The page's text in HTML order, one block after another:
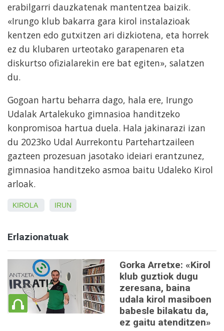
erabilgarri dauzkatenak mantentzea baizik.
«Irungo klub bakarra gara kirol instalazioak
kentzen edo gutxitzen ari dizkiotena, eta horrek
ez du klubaren urteotako garapenaren eta
diskurtso ofizialarekin ere bat egiten», salatzen
du.
Gogoan hartu beharra dago, hala ere, Irungo
Udalak Artalekuko gimnasioa handitzeko
konpromisoa hartua duela. Hala jakinarazi izan
du 2023ko Udal Aurrekontu Partehartzaileen
gazteen prozesuan jasotako ideiari erantzunez,
gimnasioa handitzeko asmoa baitu Udaleko Kirol
arloak.
KIROLA IRUN
Erlazionatuak
Gorka Arretxe: «Kirol
klub guztiok dugu
zeresana, baina
udala kirol masiboen
babesle bilakatu da,
ez gaitu atenditzen»